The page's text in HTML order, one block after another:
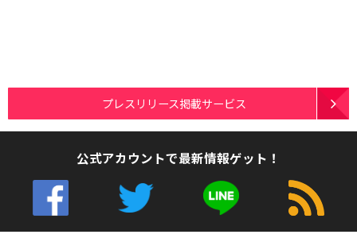
プレスリリース掲載サービス
公式アカウントで最新情報ゲット！